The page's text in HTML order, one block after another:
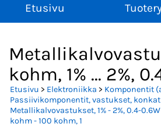
Etusivu
kohm, 1% ... 2%,
Etusivu > Elektroniikka > Komponentit
Passiivikomponentit, vastukset, konkat
Metallikalvovastukset, 1% - 2%, 0.4-0.6W
kohm - 100 kohm, 1